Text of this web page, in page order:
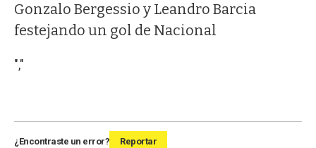
Gonzalo Bergessio y Leandro Barcia
festejando un gol de Nacional
","
¿Encontraste un error? Reportar